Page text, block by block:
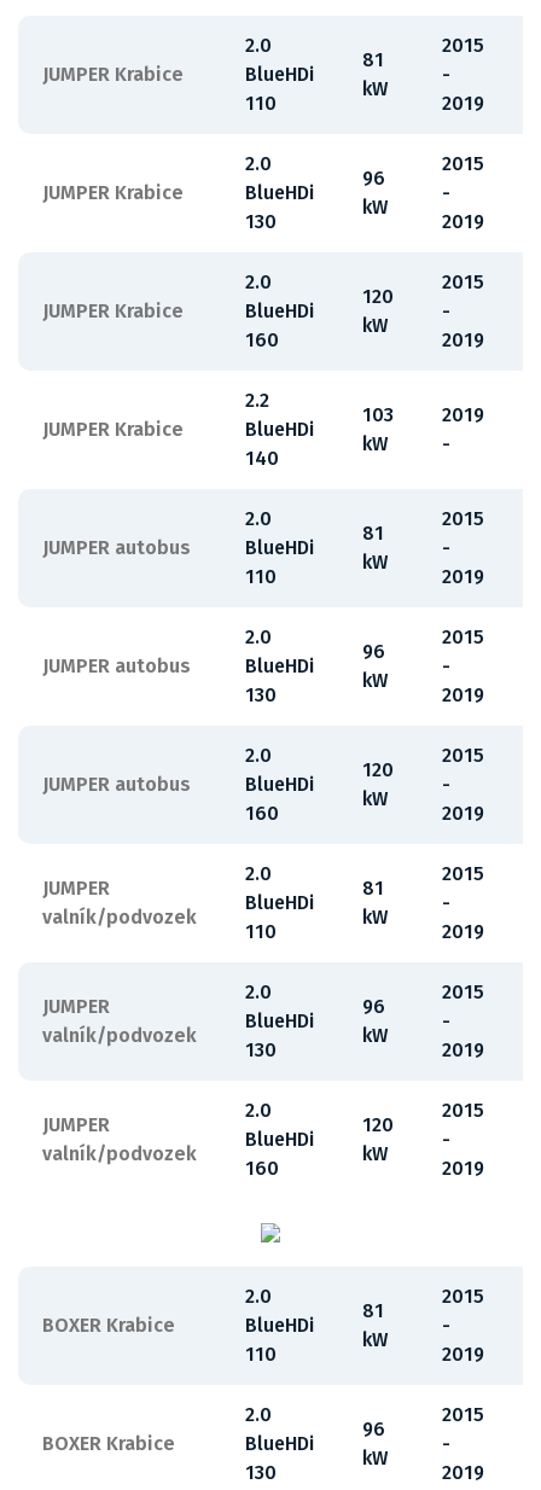
JUMPER Krabice
2.0
BlueHDi
110
81
kW
2015
-
2019
JUMPER Krabice
2.0
BlueHDi
130
96
kW
2015
-
2019
JUMPER Krabice
2.0
BlueHDi
160
120
kW
2015
-
2019
JUMPER Krabice
2.2
BlueHDi
140
103
kW
2019
-
JUMPER autobus
2.0
BlueHDi
110
81
kW
2015
-
2019
JUMPER autobus
2.0
BlueHDi
130
96
kW
2015
-
2019
JUMPER autobus
2.0
BlueHDi
160
120
kW
2015
-
2019
JUMPER
valník/podvozek
2.0
BlueHDi
110
81
kW
2015
-
2019
JUMPER
valník/podvozek
2.0
BlueHDi
130
96
kW
2015
-
2019
JUMPER
valník/podvozek
2.0
BlueHDi
160
120
kW
2015
-
2019
BOXER Krabice
2.0
BlueHDi
110
81
kW
2015
-
2019
BOXER Krabice
2.0
BlueHDi
130
96
kW
2015
-
2019